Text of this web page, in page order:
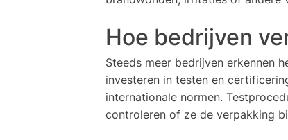
Hoe bedrijven
Steeds meer bedrijven erkennen
investeren in testen en
internationale normen.
controleren of ze de verpakking